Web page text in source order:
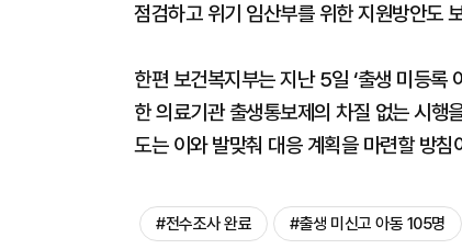
점검하고 위기 임산부를 위한 지원방안도
한편 보건복지부는 지난 5일 ‘출생 미등록
한 의료기관 출생통보제의 차질 없는 시행
도는 이와 발맞춰 대응 계획을 마련할 방침
#전수조사 완료 #출생 미신고 아동 105명